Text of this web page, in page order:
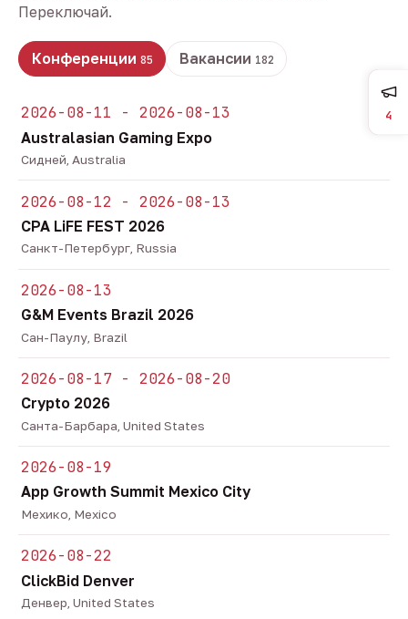
Переключай.
Конференции 85 Вакансии 182
2026-08-11 - 2026-08-13
Australasian Gaming Expo
Сидней, Australia
2026-08-12 - 2026-08-13
CPA LiFE FEST 2026
Санкт-Петербург, Russia
2026-08-13
G&M Events Brazil 2026
Сан-Паулу, Brazil
2026-08-17 - 2026-08-20
Crypto 2026
Санта-Барбара, United States
2026-08-19
App Growth Summit Mexico City
Мехико, Mexico
2026-08-22
ClickBid Denver
Денвер, United States
4